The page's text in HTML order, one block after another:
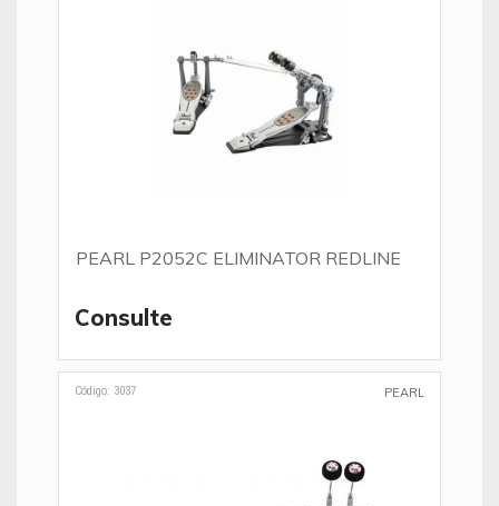
PEARL P2052C ELIMINATOR REDLINE
Consulte
Código: 3037 PEARL